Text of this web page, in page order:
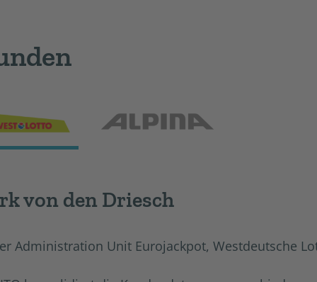
von den Driesch
Administration Unit Eurojackpot, Westdeutsche